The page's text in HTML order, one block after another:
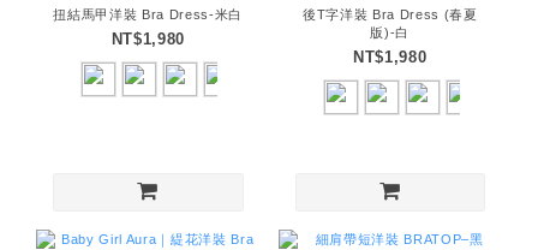
扭結馬甲洋裝 Bra Dress-米白
NT$1,980
後T字洋裝 Bra Dress (春夏
版)-白
NT$1,980